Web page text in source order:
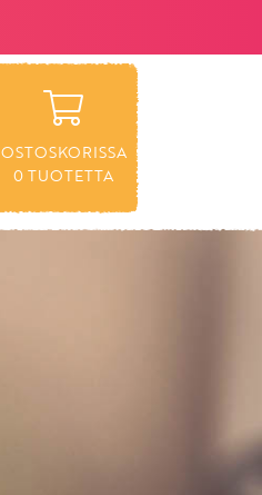
OSTOSKORISSA
0TUOTETTA